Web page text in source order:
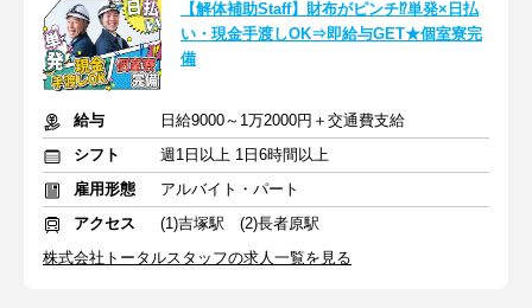
【解体補助Staff】財布がピンチ⁉単発×日払
い・現金手渡しOK⇒即給与GET★個室寮完
備
給与
日給9000～1万2000円＋交通費支給
シフト
週1日以上 1日6時間以上
雇用形態
アルバイト・パート
アクセス
(1)吉塚駅 (2)長者原駅
株式会社トータルスタッフの求人一覧を見る